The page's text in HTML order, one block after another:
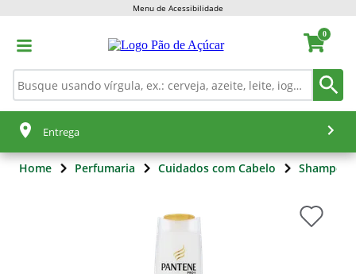
Menu de Acessibilidade
0
Entrega
Home Perfumaria Cuidados com Cabelo Shampoo